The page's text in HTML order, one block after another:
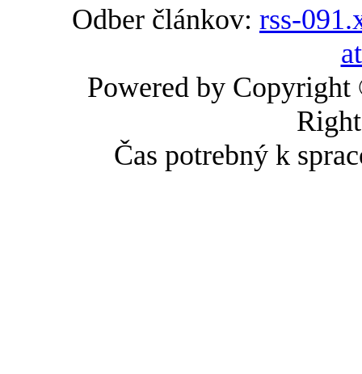
Odber článkov: rss-
Powered by
Čas potrebný k